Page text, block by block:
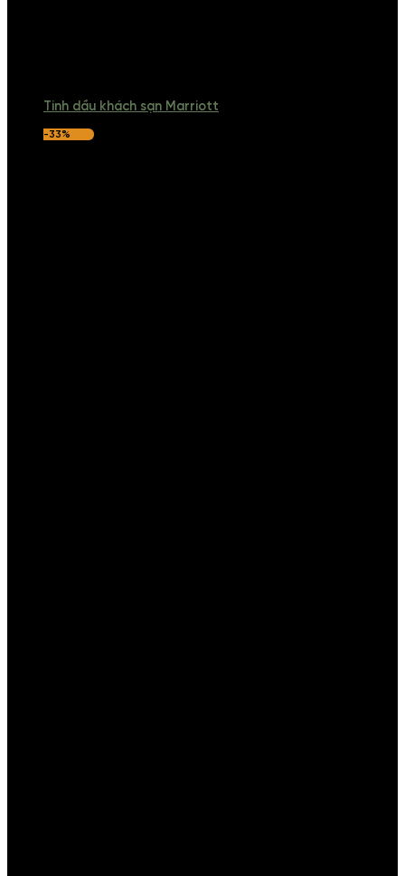
Tinh dầu khách sạn Marriott
-33%